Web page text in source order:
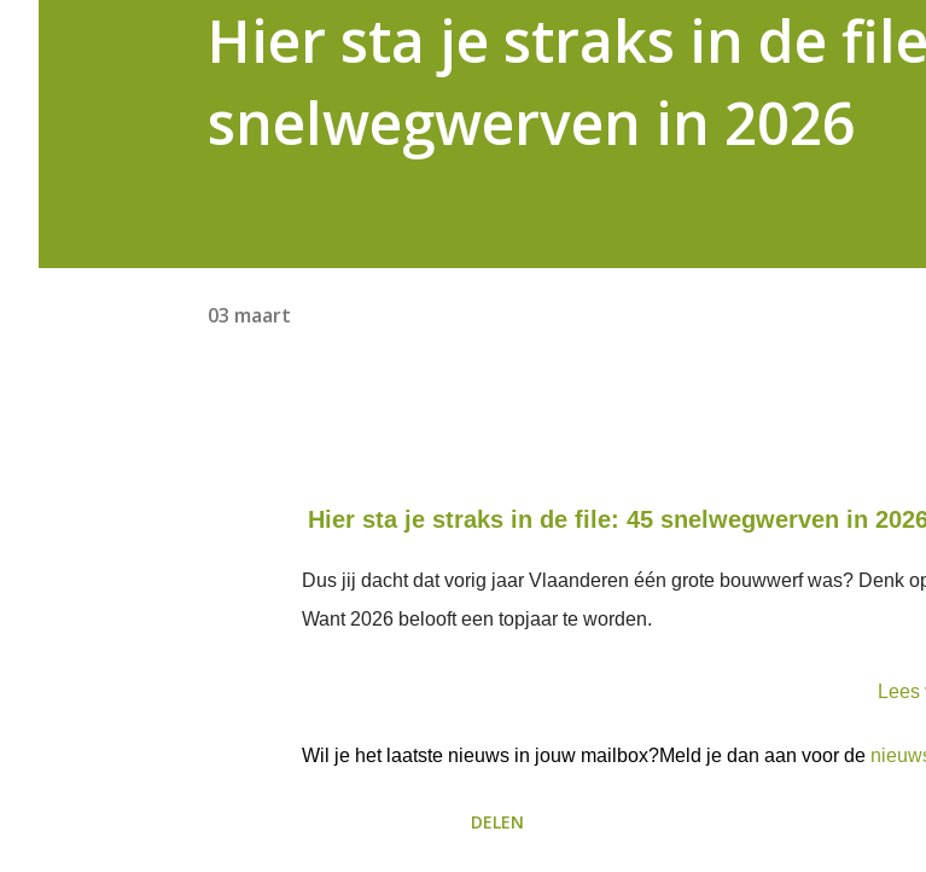
Hier sta je straks in de
snelwegwerven in 2026
03 maart
Hier sta je straks in de file: 45 snelwegwerven in
Dus jij dacht dat vorig jaar Vlaanderen één grote bouwwerf was? Denk
Want 2026 belooft een topjaar te worden.
Lees
Wil je het laatste nieuws in jouw mailbox?Meld je dan aan voor de
DELEN